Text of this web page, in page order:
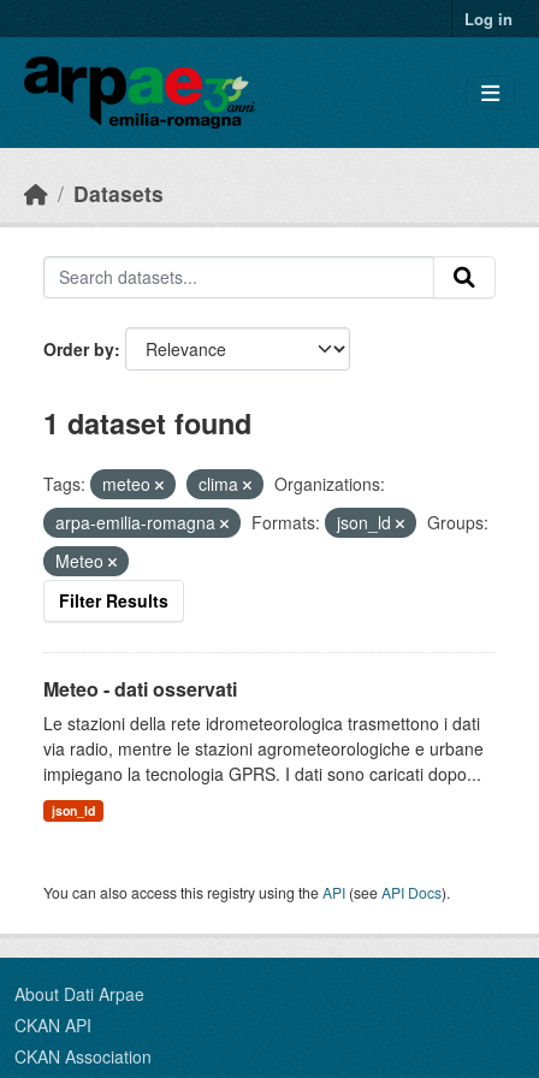
Log in
Datasets
Order by
1 dataset found
Tags: meteo clima
Organizations:
arpa-emilia-romagna
Formats: json_ld
Groups:
Meteo
Filter Results
Meteo - dati osservati
Le stazioni della rete idrometeorologica trasmettono i dati
via radio, mentre le stazioni agrometeorologiche e urbane
impiegano la tecnologia GPRS. I dati sono caricati dopo...
json_ld
You can also access this registry using theAPI (seeAPI Docs).
About Dati Arpae
CKAN API
CKAN Association